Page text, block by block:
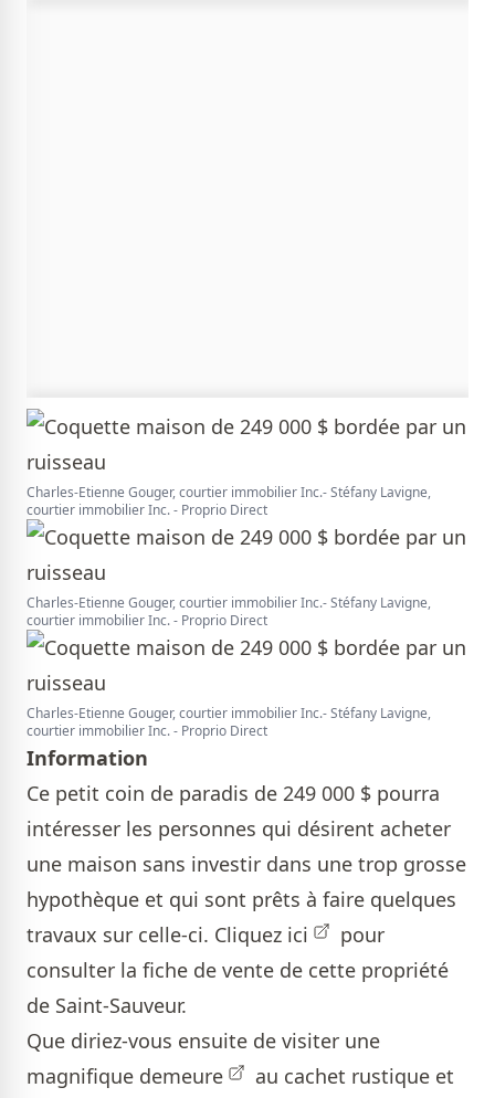
Charles-Etienne Gouger, courtier immobilier Inc.- Stéfany Lavigne,
courtier immobilier Inc. - Proprio Direct
Charles-Etienne Gouger, courtier immobilier Inc.- Stéfany Lavigne,
courtier immobilier Inc. - Proprio Direct
Charles-Etienne Gouger, courtier immobilier Inc.- Stéfany Lavigne,
courtier immobilier Inc. - Proprio Direct
Information
Ce petit coin de paradis de 249 000 $ pourra
intéresser les personnes qui désirent acheter
une maison sans investir dans une trop grosse
hypothèque et qui sont prêts à faire quelques
travaux sur celle-ci. Cliquez ici
pour
consulter la fiche de vente de cette propriété
de Saint-Sauveur.
Que diriez-vous ensuite de visiter une
magnifique demeure
au cachet rustique et